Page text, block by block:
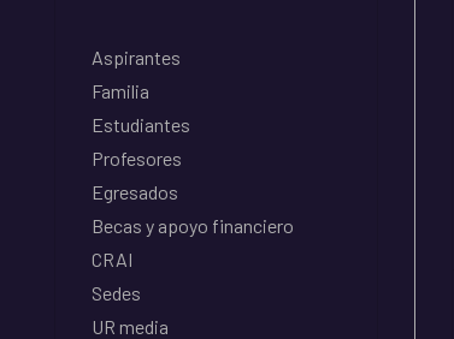
Aspirantes
Familia
Estudiantes
Profesores
Egresados
Becas y apoyo financiero
CRAI
Sedes
UR media